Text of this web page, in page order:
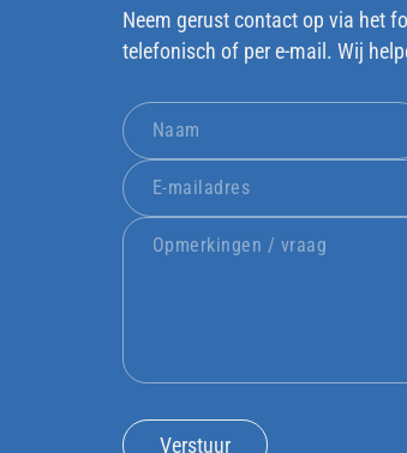
Neem gerust contact op via het
telefonisch of per e-mail. Wij
Verstuur